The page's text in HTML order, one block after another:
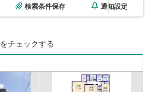
検索条件保存 通知設定
チェックする